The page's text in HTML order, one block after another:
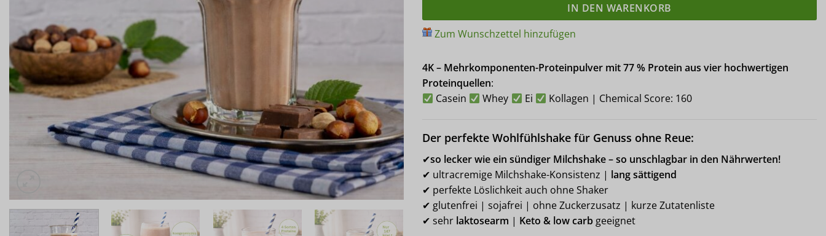
IN DEN WARENKORB
Zum Wunschzettel hinzufügen
4K – Mehrkomponenten-Proteinpulver mit 77 % Protein aus vier hochwertigen
Proteinquellen:
Casein
Whey Ei Kollagen | Chemical Score: 160
Der perfekte Wohlfühlshake für Genuss ohne Reue:
✔so lecker wie ein sündiger Milchshake – so unschlagbar in den Nährwerten!
✔ ultracremige Milchshake-Konsistenz | lang sättigend
✔ perfekte Löslichkeit auch ohne Shaker
✔ glutenfrei | sojafrei | ohne Zuckerzusatz | kurze Zutatenliste
✔ sehr laktosearm | Keto & low carb geeignet